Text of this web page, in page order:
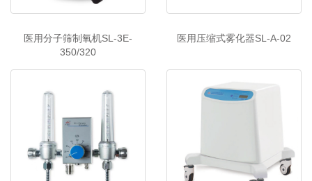
医用分子筛制氧机SL-3E-
350/320
医用压缩式雾化器SL-A-02